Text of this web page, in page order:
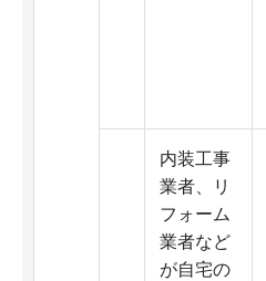
内装工事
業者、リ
フォーム
業者など
が自宅の